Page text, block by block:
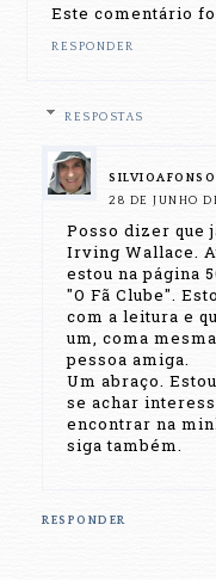
Este comentário
RESPONDER
RESPOSTAS
SILVIOAFONSO
28 DE JUNHO
Posso dizer que
Irving Wallace.
estou na página
"O Fã Clube".
com a leitura e
um, coma
pessoa amiga.
Um abraço.
se achar
encontrar na
siga também.
RESPONDER